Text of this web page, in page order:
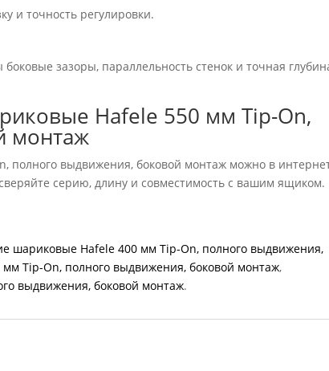
и точность регулировки.
зазоры, параллельность стенок и точная
Hafele 550 мм Tip-On,
монтаж
выдвижения, боковой монтаж можно в
серию, длину и совместимость с вашим ящиком.
шариковые Hafele 400 мм Tip-On, полного выдвижения,
Tip-On, полного выдвижения, боковой монтаж,
выдвижения, боковой монтаж.